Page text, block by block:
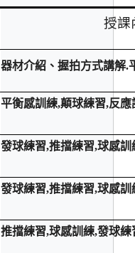
授課
器材介紹、握拍方式講解.
平衡感訓練,顛球練習,反應
發球練習,推擋練習,球感訓
發球練習,推擋練習,球感訓
推擋練習,球感訓練,發球練